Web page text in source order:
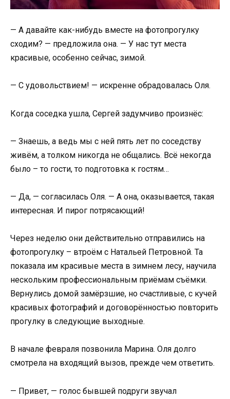
— А давайте как-нибудь вместе на фотопрогулку
сходим? — предложила она. — У нас тут места
красивые, особенно сейчас, зимой.
— С удовольствием! — искренне обрадовалась Оля.
Когда соседка ушла, Сергей задумчиво произнёс:
— Знаешь, а ведь мы с ней пять лет по соседству
живём, а толком никогда не общались. Всё некогда
было – то гости, то подготовка к гостям…
— Да, — согласилась Оля. — А она, оказывается, такая
интересная. И пирог потрясающий!
Через неделю они действительно отправились на
фотопрогулку – втроём с Натальей Петровной. Та
показала им красивые места в зимнем лесу, научила
нескольким профессиональным приёмам съёмки.
Вернулись домой замёрзшие, но счастливые, с кучей
красивых фотографий и договорённостью повторить
прогулку в следующие выходные.
В начале февраля позвонила Марина. Оля долго
смотрела на входящий вызов, прежде чем ответить.
— Привет, — голос бывшей подруги звучал